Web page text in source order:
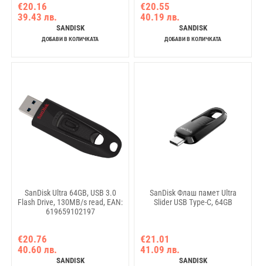
€20.16
39.43 лв.
SANDISK
ДОБАВИ В КОЛИЧКАТА
€20.55
40.19 лв.
SANDISK
ДОБАВИ В КОЛИЧКАТА
SanDisk Ultra 64GB, USB 3.0
Flash Drive, 130MB/s read, EAN:
619659102197
€20.76
40.60 лв.
SANDISK
SanDisk Флаш памет Ultra
Slider USB Type-C, 64GB
€21.01
41.09 лв.
SANDISK